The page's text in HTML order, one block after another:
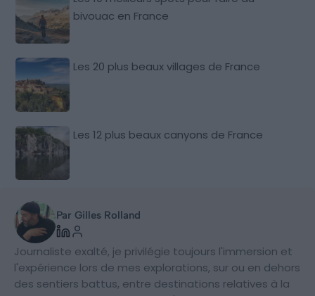
bivouac en France
Les 20 plus beaux villages de France
Les 12 plus beaux canyons de France
Par Gilles Rolland
Journaliste exalté, je privilégie toujours l'immersion et
l'expérience lors de mes explorations, sur ou en dehors
des sentiers battus, entre destinations relatives à la